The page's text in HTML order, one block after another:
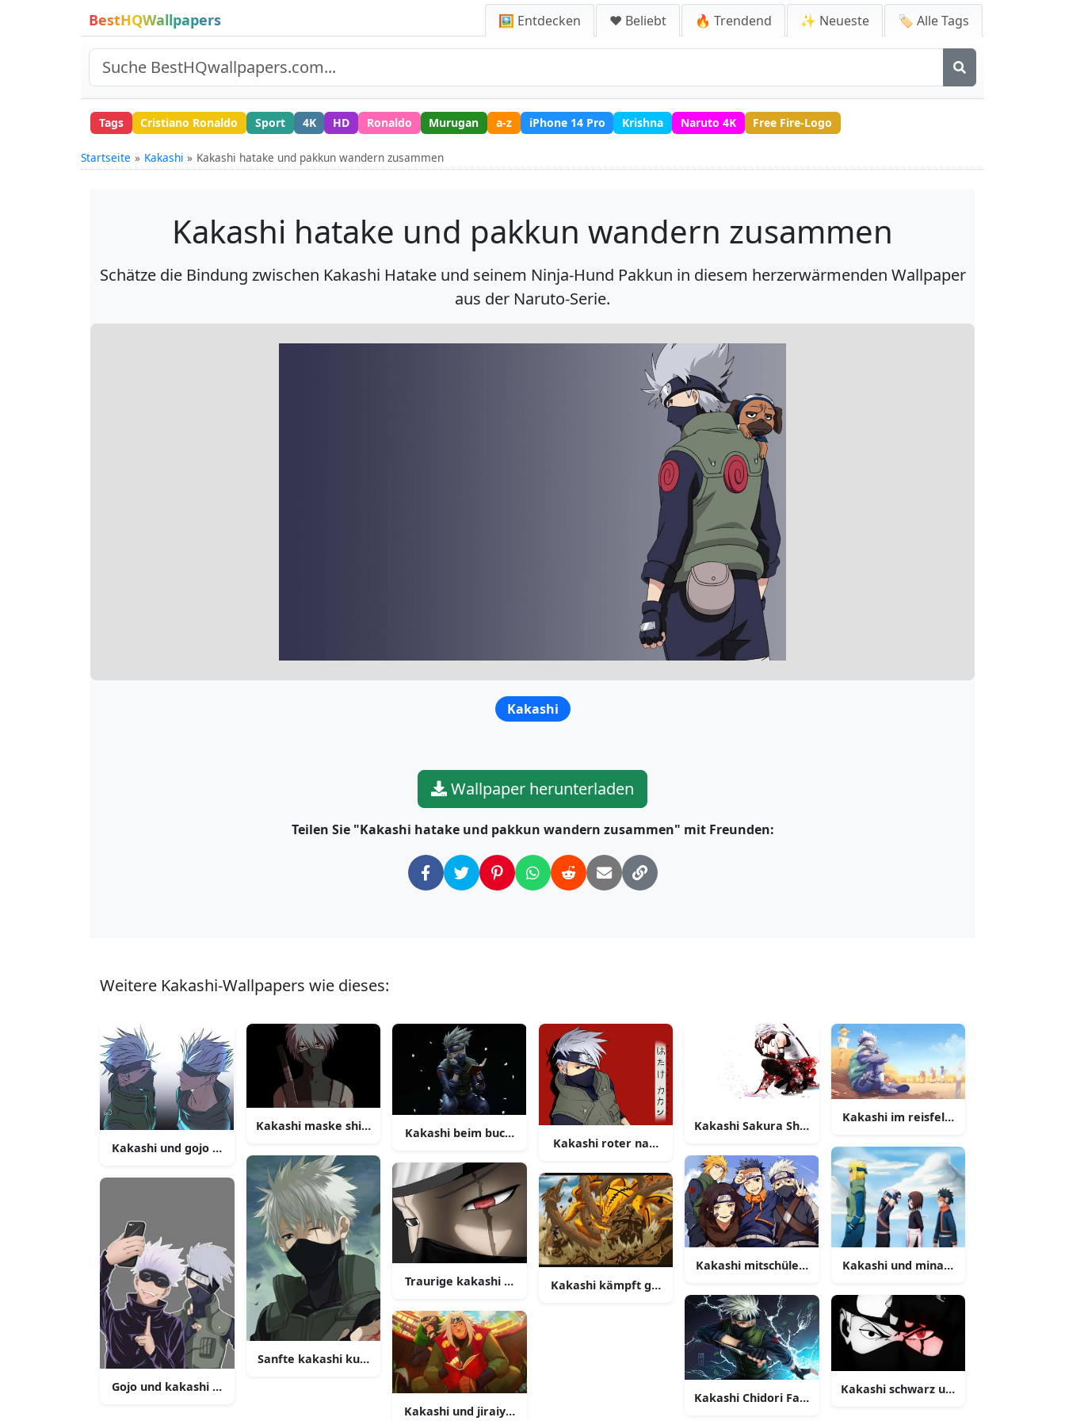
BestHQWallpapers 🖼️ Entdecken ❤️ Beliebt 🔥 Trendend ✨ Neueste 🏷️ Alle Tags
Tags Cristiano Ronaldo Sport 4K HD Ronaldo Murugan a-z iPhone 14 Pro Krishna Naruto 4K Free Fire-Logo
Startseite Kakashi Kakashi hatake und pakkun wandern zusammen
Kakashi hatake und pakkun wandern zusammen
Schätze die Bindung zwischen Kakashi Hatake und seinem Ninja-Hund Pakkun in diesem herzerwärmenden Wallpaper
aus der Naruto-Serie.
Kakashi
Wallpaper herunterladen
Teilen Sie "Kakashi hatake und pakkun wandern zusammen" mit Freunden:
Weitere Kakashi-Wallpapers wie dieses:
Kakashi und gojo bild
Gojo und kakashi bild
Kakashi maske shinobi bild
Sanfte kakashi kunst bild
Kakashi beim buchlesen bild
Traurige kakashi augen bild
Kakashi und jiraiya bild
Kakashi roter name bild
Kakashi kämpft gegen den kyuubi bild
Kakashi Sakura Shinobi Fanart
Kakashi mitschüler und lehrer bild
Kakashi Chidori Fanart
Kakashi im reisfeld bild
Kakashi und minato bild
Kakashi schwarz und farbig bild